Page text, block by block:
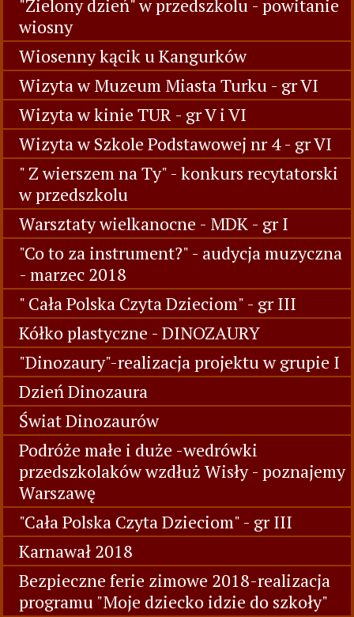
"Zielony dzień" w przedszkolu - powitanie
wiosny
Wiosenny kącik u Kangurków
Wizyta w Muzeum Miasta Turku - gr VI
Wizyta w kinie TUR - gr V i VI
Wizyta w Szkole Podstawowej nr 4 - gr VI
" Z wierszem na Ty" - konkurs recytatorski
w przedszkolu
Warsztaty wielkanocne - MDK - gr I
"Co to za instrument?" - audycja muzyczna
- marzec 2018
" Cała Polska Czyta Dzieciom" - gr III
Kółko plastyczne - DINOZAURY
"Dinozaury"-realizacja projektu w grupie I
Dzień Dinozaura
Świat Dinozaurów
Podróże małe i duże -wedrówki
przedszkolaków wzdłuż Wisły - poznajemy
Warszawę
"Cała Polska Czyta Dzieciom" - gr III
Karnawał 2018
Bezpieczne ferie zimowe 2018-realizacja
programu "Moje dziecko idzie do szkoły"